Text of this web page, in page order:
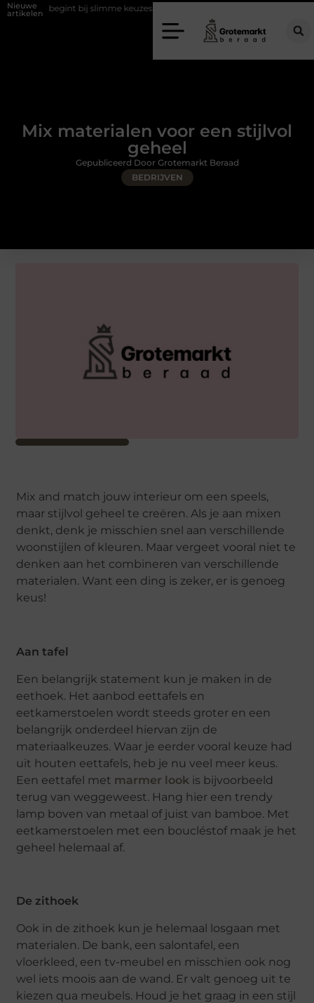
Nieuwe
artikelenbij slimme keuzes Waarom kiezen voor een rijschool in
Mix materialen voor een stijlvol
geheel
BEDRIJVEN
Gepubliceerd Door Grotemarkt Beraad
Mix and match jouw interieur om een speels,
maar stijlvol geheel te creëren. Als je aan mixen
denkt, denk je misschien snel aan verschillende
woonstijlen of kleuren. Maar vergeet vooral niet te
denken aan het combineren van verschillende
materialen. Want een ding is zeker, er is genoeg
keus!
Aan tafel
Een belangrijk statement kun je maken in de
eethoek. Het aanbod eettafels en
eetkamerstoelen wordt steeds groter en een
belangrijk onderdeel hiervan zijn de
materiaalkeuzes. Waar je eerder vooral keuze had
uit houten eettafels, heb je nu veel meer keus.
Een eettafel met marmer look is bijvoorbeeld
terug van weggeweest. Hang hier een trendy
lamp boven van metaal of juist van bamboe. Met
eetkamerstoelen met een boucléstof maak je het
geheel helemaal af.
De zithoek
Ook in de zithoek kun je helemaal losgaan met
materialen. De bank, een salontafel, een
vloerkleed, een tv-meubel en misschien ook nog
wel iets moois aan de wand. Er valt genoeg uit te
kiezen qua meubels. Houd je het graag in een stijl